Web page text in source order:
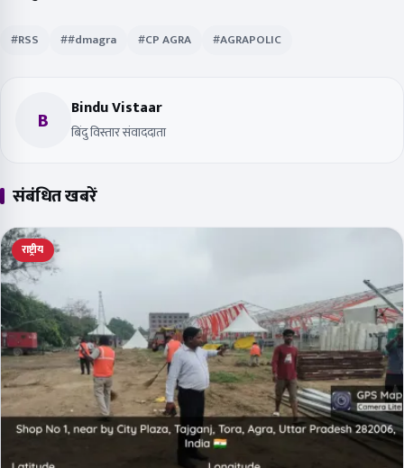
#RSS ##dmagra #CP AGRA #AGRAPOLIC
B Bindu Vistaar
बिंदु विस्तार संवाददाता
संबंधित खबरें
राष्ट्रीय